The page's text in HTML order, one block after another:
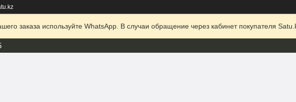
заказа используйте WhatsApp. В случаи обращение через кабинет покупателя